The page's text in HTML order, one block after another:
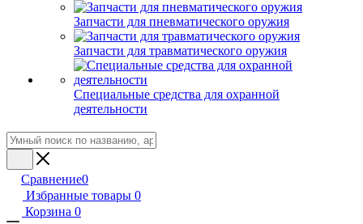
Запчасти для пневматического оружия
Запчасти для травматического оружия
Специальные средства для охранной
деятельности
Сравнение0
Избранные товары 0
Корзина 0